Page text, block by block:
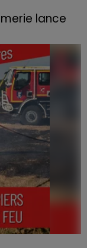
lance
au
et
de personnes.